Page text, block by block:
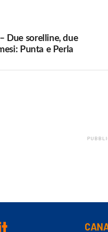
Due sorelline, due
Punta e Perla